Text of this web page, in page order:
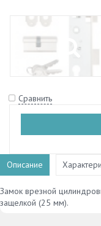
Сравнить
Описание
Замок врезной
защелкой (25 мм).